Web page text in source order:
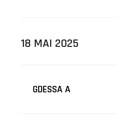
18 MAI 2025
GDESSA A